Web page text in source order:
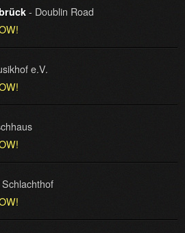
- Doublin Road
e.V.